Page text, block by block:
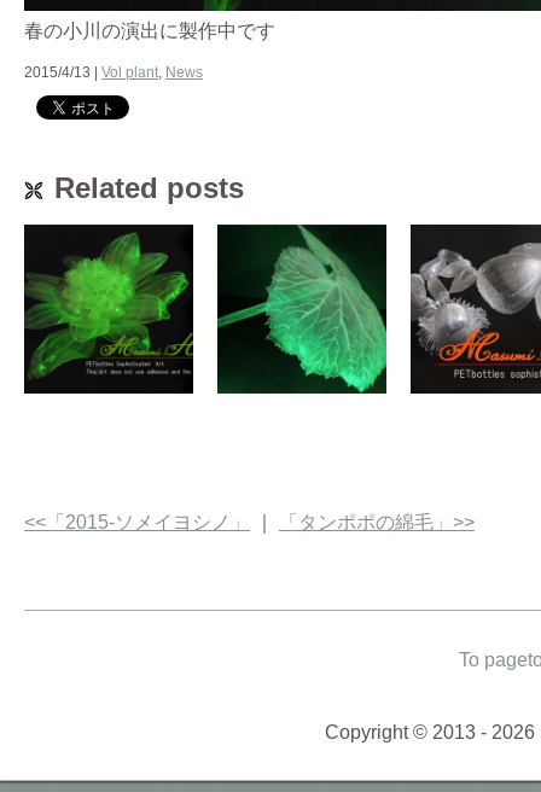
春の小川の演出に製作中です
2015/4/13 | Vol plant, News
Related posts
<<「2015-ソメイヨシノ」 「タンポポの綿毛」>>
To
Copyright © 2013 - 2026